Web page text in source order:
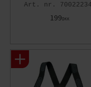
199DKK